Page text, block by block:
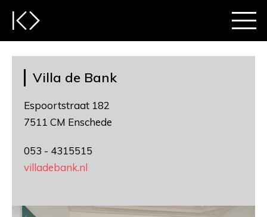
Villa de Bank
Espoortstraat 182
7511 CM Enschede
053 - 4315515
villadebank.nl